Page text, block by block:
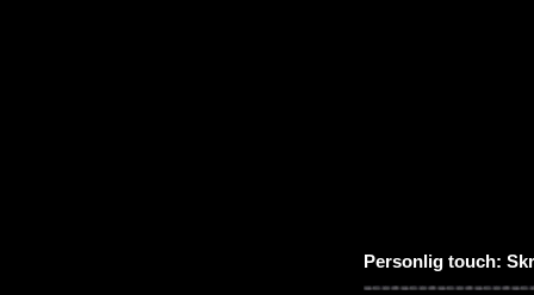
Personlig touch: